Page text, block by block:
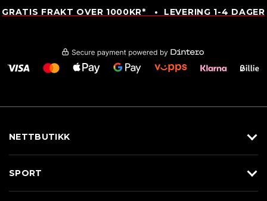
GRATIS FRAKT OVER 1000KR* • LEVERING 1-4 DAGER
NETTBUTIKK
SPORT